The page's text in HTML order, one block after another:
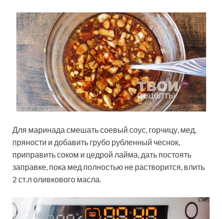
Для маринада смешать соевый соус, горчицу, мед,
пряности и добавить грубо рубленный чеснок,
приправить соком и цедрой лайма, дать постоять
заправке, пока мед полностью не растворится, влить
2 ст.л оливкового масла.